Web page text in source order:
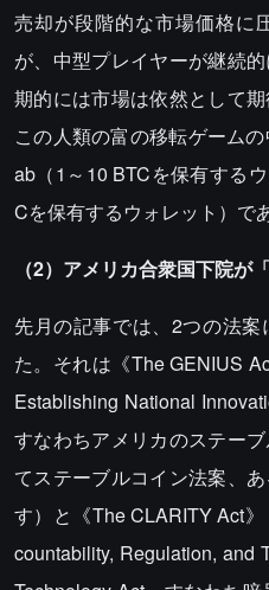
売却が段階的な市場価格に
が、中型プレイヤーが継続
期的には市場は依然として
この人類の富の移転ゲーム
ab（1～10 BTCを保有する
Cを保有するウォレット）で
（2）アメリカ合衆国下院が
先月の記事では、2つの法
た。それは《The GENIUS
Establishing National
すなわちアメリカのステー
てステーブルコイン法案、
す）と《The CLARITY Act
countability, Regulation, and